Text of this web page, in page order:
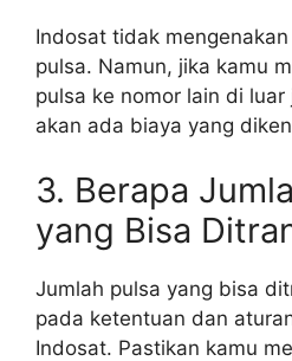
Indosat tidak
pulsa. Namun, jika kamu
pulsa ke nomor lain di
akan ada biaya yang
3. Berapa
yang Bisa
Jumlah pulsa yang bisa
pada ketentuan dan
Indosat. Pastikan kamu